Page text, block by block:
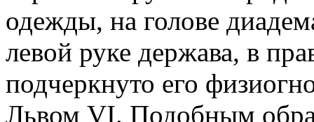
одежды, на голове
левой руке держава, в
подчеркнуто его
Львом VI. Подобным